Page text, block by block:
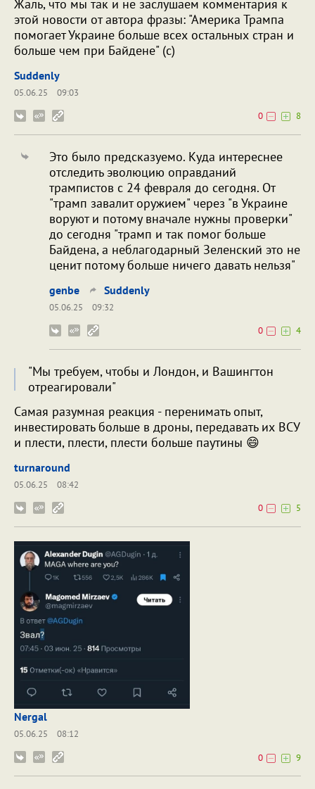
Жаль, что мы так и не заслушаем комментария к
этой новости от автора фразы: "Америка Трампа
помогает Украине больше всех остальных стран и
больше чем при Байдене" (c)
Suddenly
05.06.25
09:03
0
8
Это было предсказуемо. Куда интереснее
отследить эволюцию оправданий
трампистов с 24 февраля до сегодня. От
"трамп завалит оружием" через "в Украине
воруют и потому вначале нужны проверки"
до сегодня "трамп и так помог больше
Байдена, а неблагодарный Зеленский это не
ценит потому больше ничего давать нельзя"
genbe Suddenly
05.06.25
09:32
0
4
"Мы требуем, чтобы и Лондон, и Вашингтон
отреагировали"
Самая разумная реакция - перенимать опыт,
инвестировать больше в дроны, передавать их ВСУ
и плести, плести, плести больше паутины 😄
turnaround
05.06.25
08:42
0
5
Nergal
05.06.25
08:12
0
9